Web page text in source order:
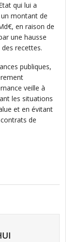
qui lui a
montant de
en raison de
une hausse
des recettes.
publiques,
veille à
les situations
et en évitant
de